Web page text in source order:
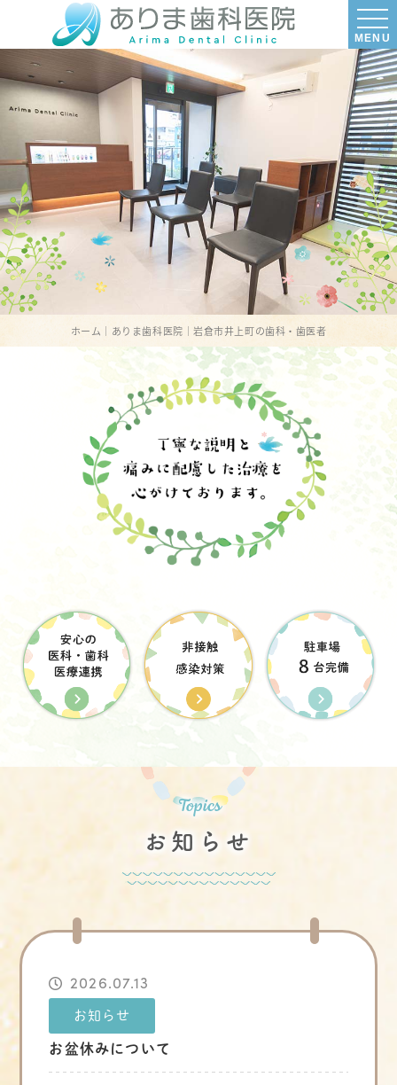
MENU
ホーム｜ありま歯科医院｜岩倉市井上町の歯科・歯医者
お知らせ
2026.07.13
お知らせ
お盆休みについて